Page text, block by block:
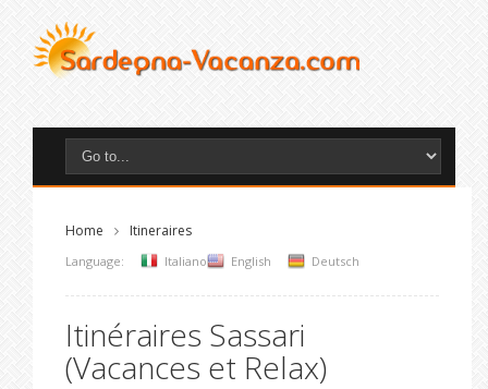
Home Itineraires
Language: Italiano English Deutsch
Itinéraires Sassari
(Vacances et Relax)